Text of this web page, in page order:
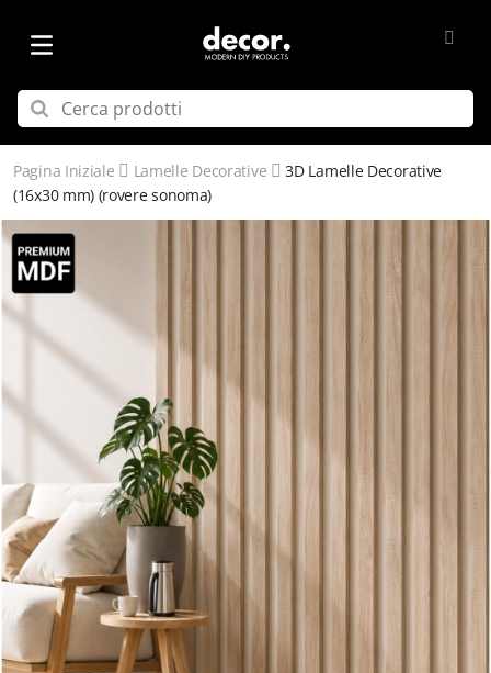
Pagina Iniziale Lamelle Decorative
3D Lamelle Decorative
(16x30 mm) (rovere sonoma)